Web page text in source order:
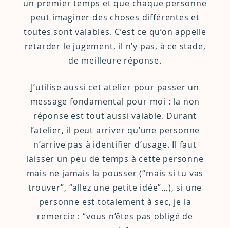
un premier temps et que chaque personne
peut imaginer des choses différentes et
toutes sont valables. C’est ce qu’on appelle
retarder le jugement, il n’y pas, à ce stade,
de meilleure réponse.
J’utilise aussi cet atelier pour passer un
message fondamental pour moi : la non
réponse est tout aussi valable. Durant
l’atelier, il peut arriver qu’une personne
n’arrive pas à identifier d’usage. Il faut
laisser un peu de temps à cette personne
mais ne jamais la pousser (“mais si tu vas
trouver”, “allez une petite idée”…), si une
personne est totalement à sec, je la
remercie : “vous n’êtes pas obligé de